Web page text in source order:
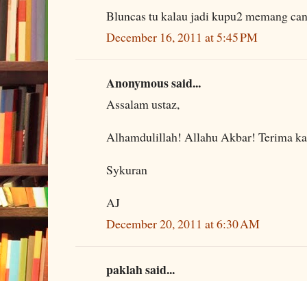
Bluncas tu kalau jadi kupu2 memang
December 16, 2011 at 5:45 PM
Anonymous said...
Assalam ustaz,
Alhamdulillah! Allahu Akbar! Terima
Sykuran
AJ
December 20, 2011 at 6:30 AM
paklah said...